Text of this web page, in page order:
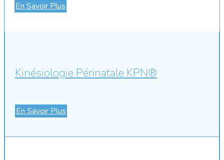
En Savoir Plus
Kinésiologie Périnatale KPN®
En Savoir Plus